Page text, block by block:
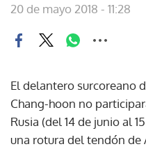
20 de mayo 2018 - 11:28
El delantero surcoreano
Chang-hoon no
Rusia (del 14 de junio al
una rotura del tendón de